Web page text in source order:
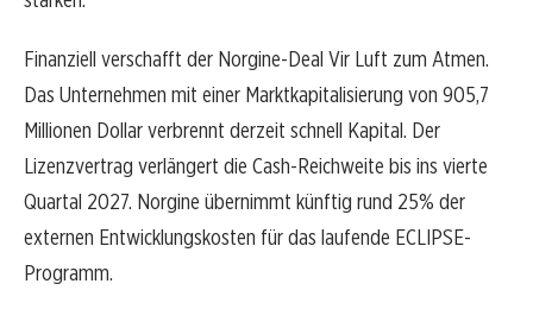
Finanziell verschafft der Norgine-Deal Vir Luft zum Atmen.
Das Unternehmen mit einer Marktkapitalisierung von 905,7
Millionen Dollar verbrennt derzeit schnell Kapital. Der
Lizenzvertrag verlängert die Cash-Reichweite bis ins vierte
Quartal 2027. Norgine übernimmt künftig rund 25% der
externen Entwicklungskosten für das laufende ECLIPSE-
Programm.